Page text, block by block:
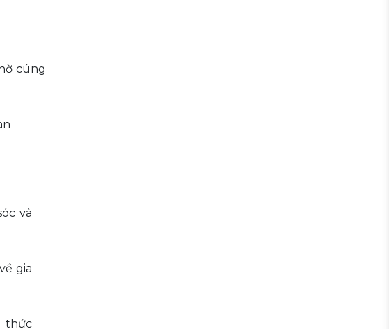
cúng
và
gia
thức